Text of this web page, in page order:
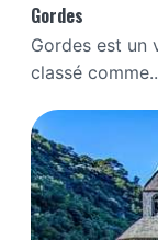
Gordes
Gordes est un
classé